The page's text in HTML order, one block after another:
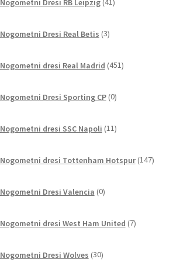
Nogometni Dresi RB Leipzig 41izdelkov
Nogometni Dresi Real Betis 3izdelki
Nogometni dresi Real Madrid 451izdelkov
Nogometni Dresi Sporting CP 0izdelkov
Nogometni dresi SSC Napoli 11izdelkov
Nogometni dresi Tottenham Hotspur 147
Nogometni Dresi Valencia 0izdelkov
Nogometni dresi West Ham United 7izdelkov
Nogometni Dresi Wolves 30izdelkov